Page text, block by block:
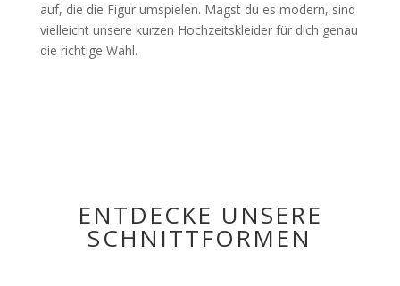
auf, die die Figur umspielen. Magst du es modern, sind
vielleicht unsere kurzen Hochzeitskleider für dich genau
die richtige Wahl.
ENTDECKE UNSERE
SCHNITTFORMEN